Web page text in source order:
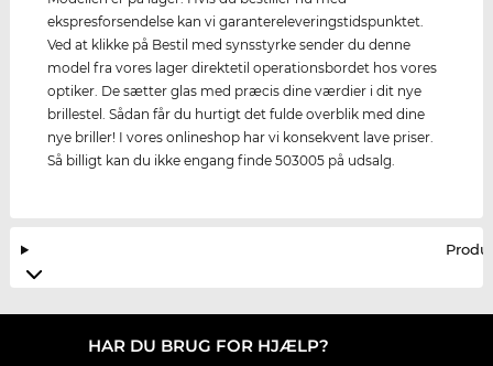
ekspresforsendelse kan vi garantereleveringstidspunktet.
Ved at klikke på Bestil med synsstyrke sender du denne
model fra vores lager direktetil operationsbordet hos vores
optiker. De sætter glas med præcis dine værdier i dit nye
brillestel. Sådan får du hurtigt det fulde overblik med dine
nye briller! I vores onlineshop har vi konsekvent lave priser.
Så billigt kan du ikke engang finde 503005 på udsalg.
HAR DU BRUG FOR HJÆLP?